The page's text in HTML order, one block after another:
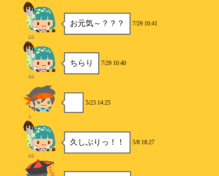
お元気～？？？ 7/29 10:41
紺音
ちらり 7/29 10:40
紺音
5/23 14:25
あ
久しぶりっ！！ 5/8 18:27
紺音